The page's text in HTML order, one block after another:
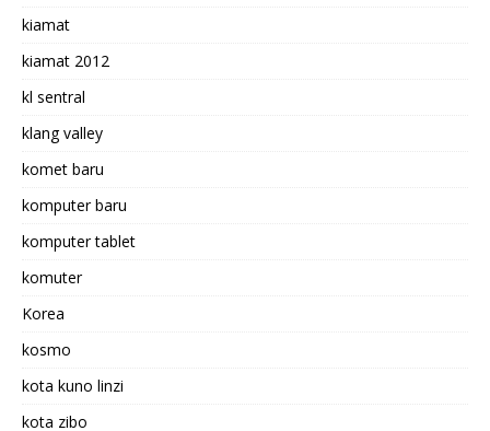
kiamat
kiamat 2012
kl sentral
klang valley
komet baru
komputer baru
komputer tablet
komuter
Korea
kosmo
kota kuno linzi
kota zibo